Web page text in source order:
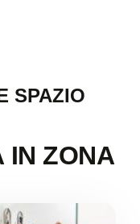
SPAZIO
IN ZONA